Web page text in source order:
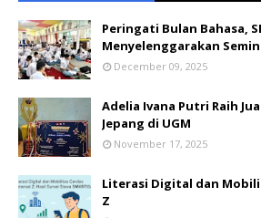
Peringati Bulan Bahasa,
Menyelenggarakan
December 09, 2025
Adelia Ivana Putri Raih
Jepang di UGM
November 17, 2025
Literasi Digital dan
Z